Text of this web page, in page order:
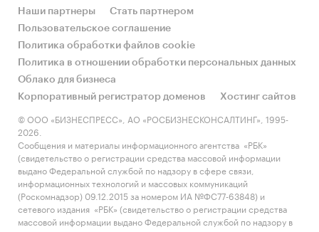
Наши партнеры
Стать партнером
Пользовательское соглашение
Политика обработки файлов cookie
Политика в отношении обработки персональных данных
Облако для бизнеса
Корпоративный регистратор доменов
Хостинг сайтов
© ООО «БИЗНЕСПРЕСС», АО «РОСБИЗНЕСКОНСАЛТИНГ», 1995-
2026.
Сообщения и материалы информационного агентства «РБК»
(свидетельство о регистрации средства массовой информации
выдано Федеральной службой по надзору в сфере связи,
информационных технологий и массовых коммуникаций
(Роскомнадзор) 09.12.2015 за номером ИА №ФС77-63848) и
сетевого издания «РБК» (свидетельство о регистрации средства
массовой информации выдано Федеральной службой по надзору в